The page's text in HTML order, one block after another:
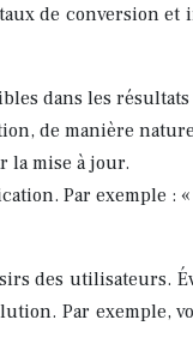
de conversion
dans les
de manière
la mise à jour.
Par exemple :
des
Par exemple,